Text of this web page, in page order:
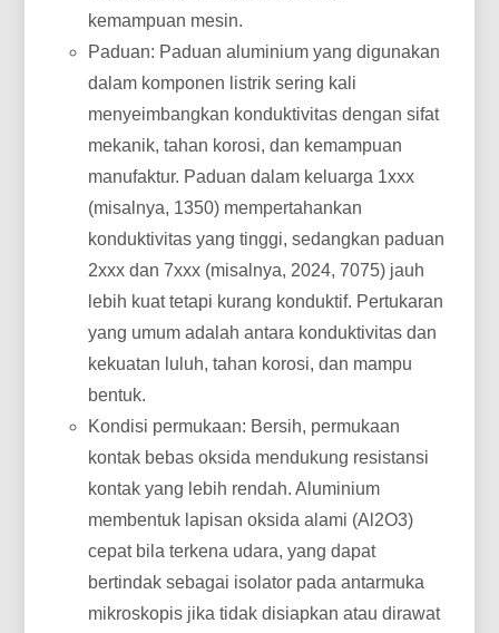
kemampuan mesin.
Paduan: Paduan aluminium yang digunakan
dalam komponen listrik sering kali
menyeimbangkan konduktivitas dengan sifat
mekanik, tahan korosi, dan kemampuan
manufaktur. Paduan dalam keluarga 1xxx
(misalnya, 1350) mempertahankan
konduktivitas yang tinggi, sedangkan paduan
2xxx dan 7xxx (misalnya, 2024, 7075) jauh
lebih kuat tetapi kurang konduktif. Pertukaran
yang umum adalah antara konduktivitas dan
kekuatan luluh, tahan korosi, dan mampu
bentuk.
Kondisi permukaan: Bersih, permukaan
kontak bebas oksida mendukung resistansi
kontak yang lebih rendah. Aluminium
membentuk lapisan oksida alami (Al2O3)
cepat bila terkena udara, yang dapat
bertindak sebagai isolator pada antarmuka
mikroskopis jika tidak disiapkan atau dirawat